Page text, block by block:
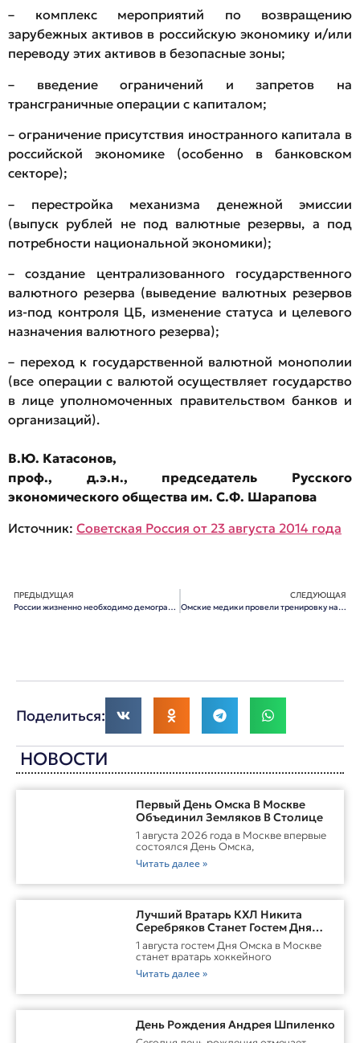
– комплекс мероприятий по возвращению
зарубежных активов в российскую экономику и/или
переводу этих активов в безопасные зоны;
– введение ограничений и запретов на
трансграничные операции с капиталом;
– ограничение присутствия иностранного капитала в
российской экономике (особенно в банковском
секторе);
– перестройка механизма денежной эмиссии
(выпуск рублей не под валютные резервы, а под
потребности национальной экономики);
– создание централизованного государственного
валютного резерва (выведение валютных резервов
из-под контроля ЦБ, изменение статуса и целевого
назначения валютного резерва);
– переход к государственной валютной монополии
(все операции с валютой осуществляет государство
в лице уполномоченных правительством банков и
организаций).
В.Ю. Катасонов,
проф., д.э.н., председатель Русского
экономического общества им. С.Ф. Шарапова
Источник: Советская Россия от 23 августа 2014 года
ПРЕДЫДУЩАЯ
России жизненно необходимо демографическое возрождение
СЛЕДУЮЩАЯ
Омские медики провели тренировку на случай завоза лихорадки Эбола
Поделиться:
НОВОСТИ
Первый День Омска В Москве
Объединил Земляков В Столице
1 августа 2026 года в Москве впервые
состоялся День Омска,
Читать далее »
Лучший Вратарь КХЛ Никита
Серебряков Станет Гостем Дня
Омска В Москве
1 августа гостем Дня Омска в Москве
станет вратарь хоккейного
Читать далее »
День Рождения Андрея Шпиленко